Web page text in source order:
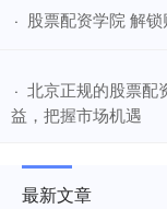
· 股票配资学院 解
· 北京正规的股票配
益，把握市场机遇
最新文章